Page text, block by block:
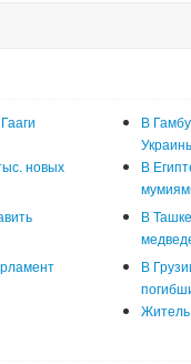
В
новых
В
В
В
Житель